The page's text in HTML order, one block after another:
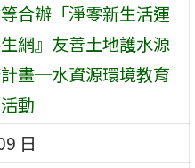
合辦「淨零新生活運
網』友善土地護水源
畫─水資源環境教育
動
日